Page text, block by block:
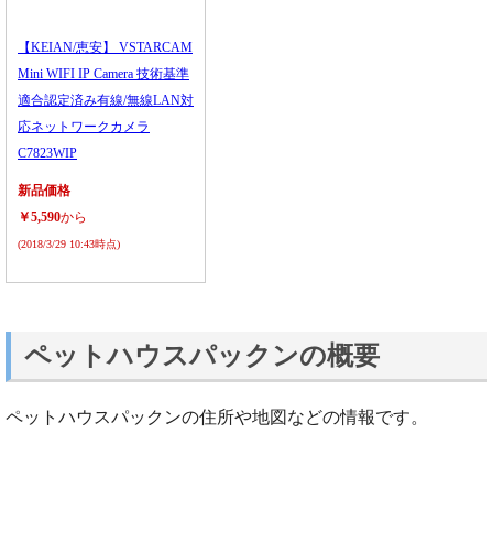
【KEIAN/恵安】 VSTARCAM
Mini WIFI IP Camera 技術基準
適合認定済み有線/無線LAN対
応ネットワークカメラ
C7823WIP
新品価格
￥5,590から
(2018/3/29 10:43時点)
ペットハウスパックンの概要
ペットハウスパックンの住所や地図などの情報です。